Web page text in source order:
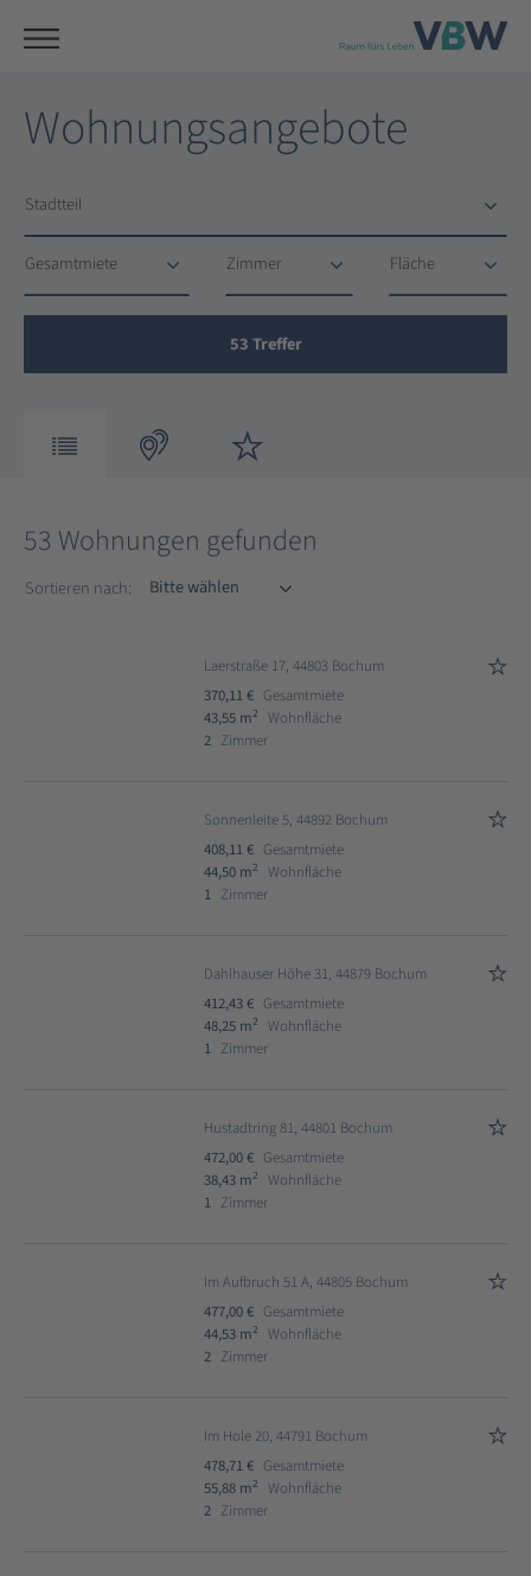
Wohnungsangebote
Stadtteil
Gesamtmiete Zimmer Fläche
53Treffer
53 Wohnungen gefunden
Sortieren nach:
Laerstraße 17, 44803 Bochum
370,11 € Gesamtmiete
43,55 m2
Wohnfläche
2 Zimmer
Sonnenleite 5, 44892 Bochum
408,11 € Gesamtmiete
44,50 m2
Wohnfläche
1 Zimmer
Dahlhauser Höhe 31, 44879 Bochum
412,43 € Gesamtmiete
48,25 m2
Wohnfläche
1 Zimmer
Hustadtring 81, 44801 Bochum
472,00 € Gesamtmiete
38,43 m2
Wohnfläche
1 Zimmer
Im Aufbruch 51 A, 44805 Bochum
477,00 € Gesamtmiete
44,53 m2
Wohnfläche
2 Zimmer
Im Hole 20, 44791 Bochum
478,71 € Gesamtmiete
55,88 m2
Wohnfläche
2 Zimmer